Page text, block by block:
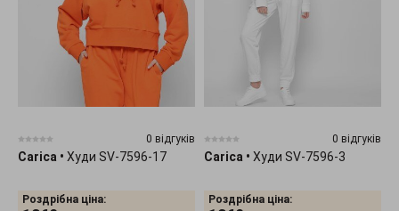
0 відгуків
Carica • Худи SV-7596-17
Роздрібна ціна:
0 відгуків
Carica • Худи SV-7596-3
Роздрібна ціна: